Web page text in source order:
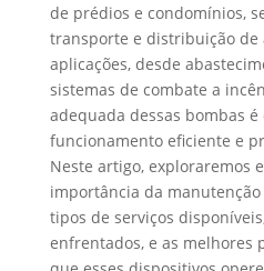
de prédios e condomínios,
transporte e distribuição de
aplicações, desde
sistemas de combate a
adequada dessas bombas
funcionamento eficiente e
Neste artigo, exploraremos
importância da manutenção
tipos de serviços
enfrentados, e as melhores